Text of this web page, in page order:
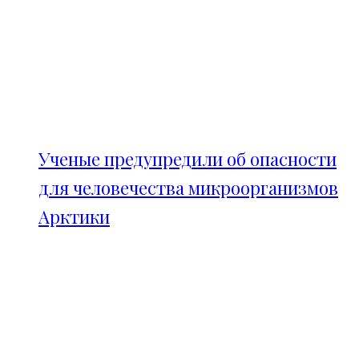
Ученые предупредили об опасности
для человечества микроорганизмов
Арктики